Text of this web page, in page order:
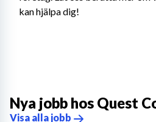
kan hjälpa dig!
Nya jobb hos Quest
Visa alla jobb